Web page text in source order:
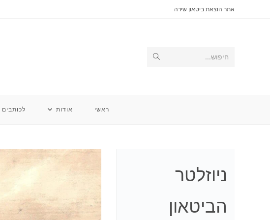
אתר הוצאת ביטאון שירה
חיפוש... Submit
ראשי אודות לכותבים
ניוזלטר
הביטאון